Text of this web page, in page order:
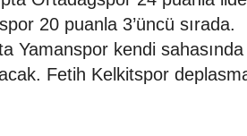
20 puanla 3’üncü sırada.
Yamanspor kendi sahasında
Fetih Kelkitspor